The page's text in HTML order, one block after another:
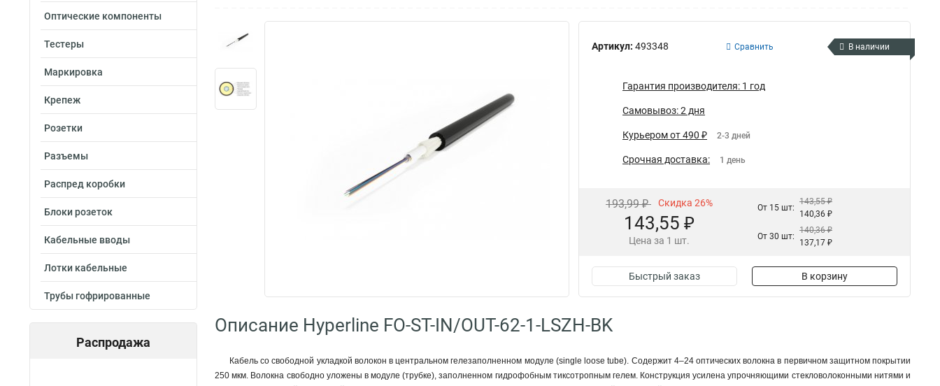
Оптические компоненты
Тестеры
Маркировка
Крепеж
Розетки
Разъемы
Распред коробки
Блоки розеток
Кабельные вводы
Лотки кабельные
Трубы гофрированные
Распродажа
Артикул: 493348 Сравнить В наличии
Гарантия производителя: 1 год
Самовывоз: 2 дня
Курьером от 490 ₽ 2-3 дней
Срочная доставка: 1 день
193,99 ₽ Скидка 26%
143,55 ₽
Цена за 1 шт.
От 15 шт:
143,55 ₽
140,36 ₽
От 30 шт:
140,36 ₽
137,17 ₽
Быстрый заказ В корзину
Описание Hyperline FO-ST-IN/OUT-62-1-LSZH-BK
Кабель со свободной укладкой волокон в центральном гелезаполненном модуле (single loose tube). Содержит 4–24 оптических волокна в первичном защитном покрытии
250 мкм. Волокна свободно уложены в модуле (трубке), заполненном гидрофобным тиксотропным гелем. Конструкция усилена упрочняющими стекловолоконными нитями и